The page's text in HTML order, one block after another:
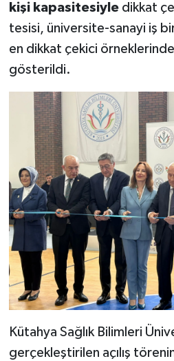
kişi kapasitesiyledikkat
tesisi, üniversite-sanayi iş
en dikkat çekici
gösterildi.
Kütahya Sağlık Bilimleri
gerçekleştirilen açılış
Vefat Haberleri
Yaşam